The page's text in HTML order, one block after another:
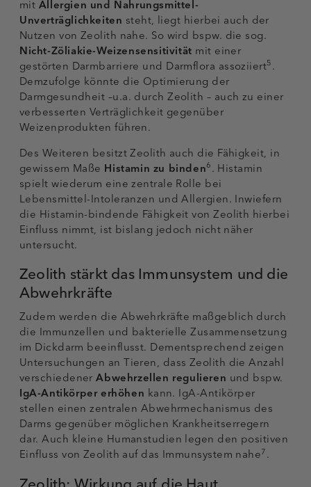
mitAllergien und Nahrungsmittel-
Unverträglichkeiten steht, liegt hierbei auch der
Nutzen von Zeolith nahe. So wird bspw. die sog.
Nicht-Zöliakie-Weizensensitivität mit einer
gestörten Darmbarriere und Darmflora assoziiert5.
Demzufolge könnte die Optimierung der
Darmgesundheit –u.a. durch Zeolith – auch zu einer
verbesserten Verträglichkeit gegenüber
Weizenprodukten führen.
Des Weiteren besitzt Zeolith auch die Fähigkeit, in
gewissem Maße Histamin zu binden6. Histamin
spielt wiederum eine zentrale Rolle bei
Lebensmittel-Intoleranzen und Allergien. Inwiefern
die Histamin-bindende Fähigkeit von Zeolith hierbei
Einfluss nimmt, ist bislang jedoch nicht näher
untersucht.
Zeolith stärkt das Immunsystem und die
Abwehrkräfte
Zudem werden die Abwehrkräfte maßgeblich durch
die Immunzellen und bakterielle Zusammensetzung
im Dickdarm beeinflusst. Dementsprechend zeigen
Untersuchungen an Tieren, dass Zeolith die Anzahl
verschiedenerAbwehrzellen regulieren und bspw.
IgA-Antikörper erhöhen kann. IgA-Antikörper
stellen einen zentralen Abwehrmechanismus des
Darms gegenüber möglichen Krankheitserregern
dar. Auch kleine Humanstudien legen den positiven
Einfluss von Zeolith auf das Immunsystem nahe7.